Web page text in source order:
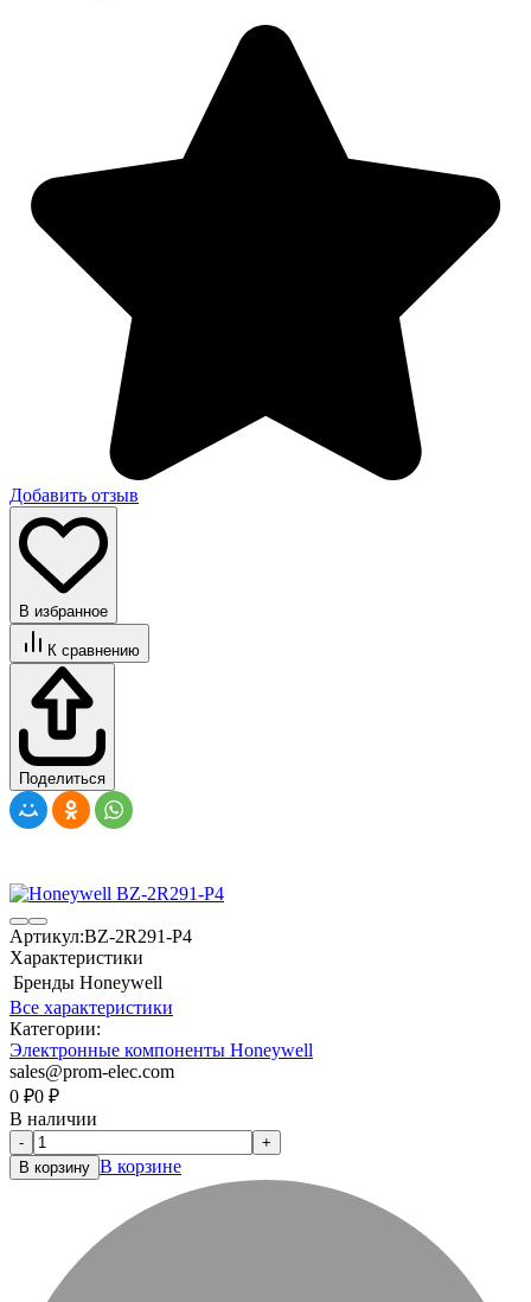
Добавить отзыв
В избранное
К сравнению
Поделиться
Артикул:BZ-2R291-P4
Характеристики
Бренды Honeywell
Все характеристики
Категории:
Электронные компоненты Honeywell
sales@prom-elec.com
0 ₽0 ₽
В наличии
-
+
В корзину В корзине